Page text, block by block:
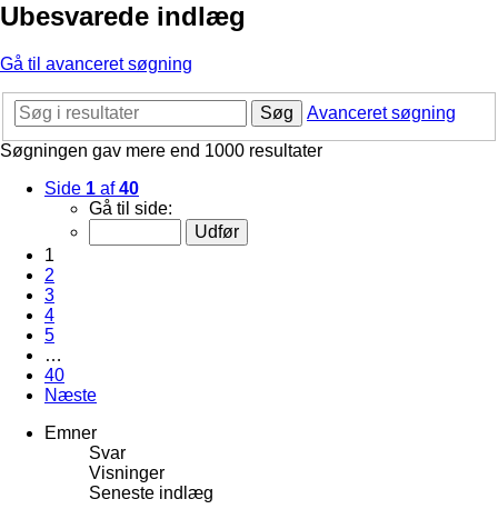
Ubesvarede indlæg
Gå til avanceret søgning
Søg
Avanceret søgning
Søgningen gav mere end 1000 resultater
Side 1 af40
Gå til side:
1
2
3
4
5
…
40
Næste
Emner
Svar
Visninger
Seneste indlæg